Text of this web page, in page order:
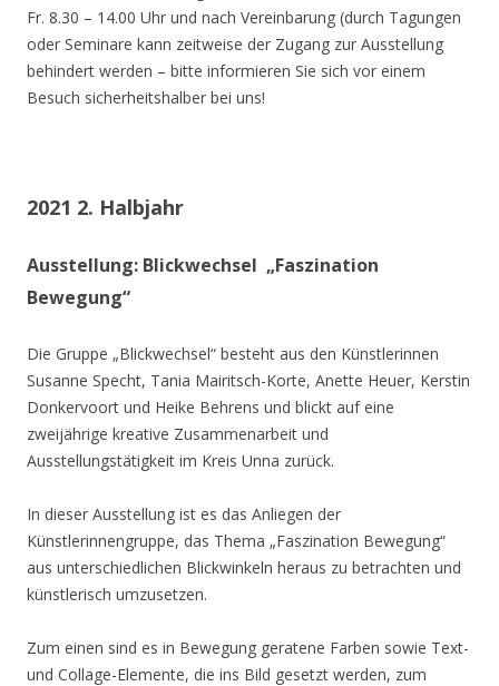
Fr. 8.30 – 14.00 Uhr und nach Vereinbarung (durch Tagungen
oder Seminare kann zeitweise der Zugang zur Ausstellung
behindert werden – bitte informieren Sie sich vor einem
Besuch sicherheitshalber bei uns!
2021 2. Halbjahr
Ausstellung: Blickwechsel „Faszination
Bewegung“
Die Gruppe „Blickwechsel“ besteht aus den Künstlerinnen
Susanne Specht, Tania Mairitsch-Korte, Anette Heuer, Kerstin
Donkervoort und Heike Behrens und blickt auf eine
zweijährige kreative Zusammenarbeit und
Ausstellungstätigkeit im Kreis Unna zurück.
In dieser Ausstellung ist es das Anliegen der
Künstlerinnengruppe, das Thema „Faszination Bewegung“
aus unterschiedlichen Blickwinkeln heraus zu betrachten und
künstlerisch umzusetzen.
Zum einen sind es in Bewegung geratene Farben sowie Text-
und Collage-Elemente, die ins Bild gesetzt werden, zum